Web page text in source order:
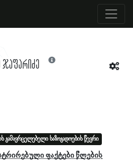
ჯაფარიძე
გამავრცელებელი საზოგადოების წევრი